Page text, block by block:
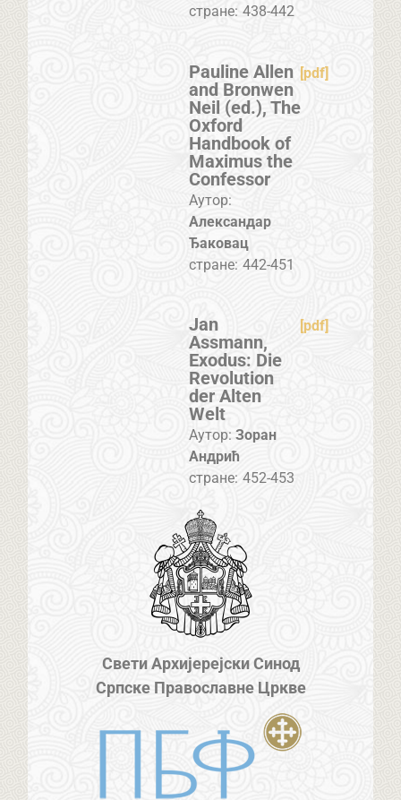
стране: 438-442
Pauline Allen
and Bronwen
Neil (ed.), The
Oxford
Handbook of
Maximus the
Confessor
[pdf]
Аутор:
Александар
Ђаковац
стране: 442-451
Jan
Assmann,
Exodus: Die
Revolution
der Alten
Welt
[pdf]
Аутор: Зоран
Андрић
стране: 452-453
Свети Архијерејски Синод
Српске Православне Цркве